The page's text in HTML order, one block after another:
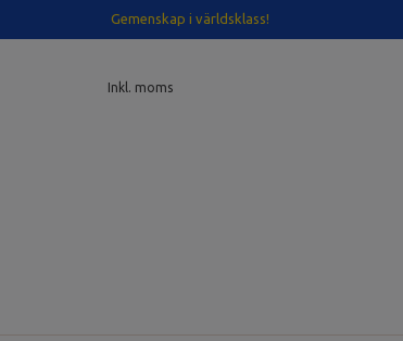
Gemenskap i världsklass!
Inkl. moms